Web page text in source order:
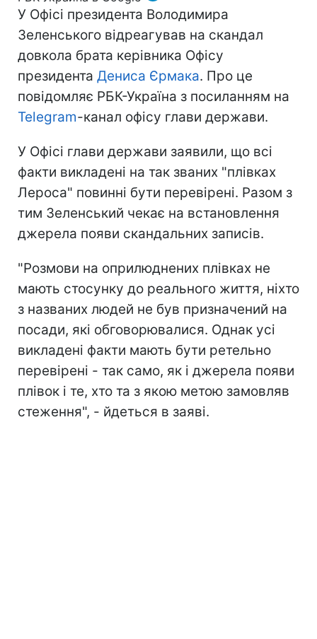
У Офісі президента Володимира
Зеленського відреагував на скандал
довкола брата керівника Офісу
президента Дениса Єрмака. Про це
повідомляє РБК-Україна з посиланням на
Telegram-канал офісу глави держави.
У Офісі глави держави заявили, що всі
факти викладені на так званих "плівках
Лероса" повинні бути перевірені. Разом з
тим Зеленський чекає на встановлення
джерела появи скандальних записів.
"Розмови на оприлюднених плівках не
мають стосунку до реального життя, ніхто
з названих людей не був призначений на
посади, які обговорювалися. Однак усі
викладені факти мають бути ретельно
перевірені - так само, як і джерела появи
плівок і те, хто та з якою метою замовляв
стеження", - йдеться в заяві.